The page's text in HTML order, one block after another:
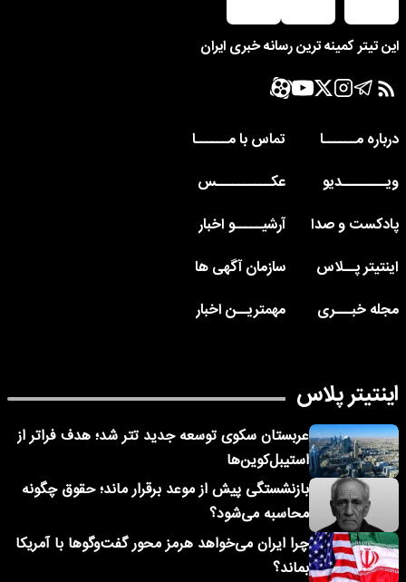
این تیتر کمینه ترین رسانه خبری ایران
درباره مــــــا
تماس با مــــــا
ویــــــــدیو
عکــــــــــس
پادکست و صدا
آرشیـــــو اخبار
اینتیتر پــلاس
سازمان آگهی ها
مجله خبـــری
مهمتریــن اخبار
اینتیتر پلاس
عربستان سکوی توسعه جدید تتر شد؛ هدف فراتر از
استیبل‌کوین‌ها
بازنشستگی پیش از موعد برقرار ماند؛ حقوق چگونه
محاسبه می‌شود؟
چرا ایران می‌خواهد هرمز محور گفت‌وگوها با آمریکا
بماند؟